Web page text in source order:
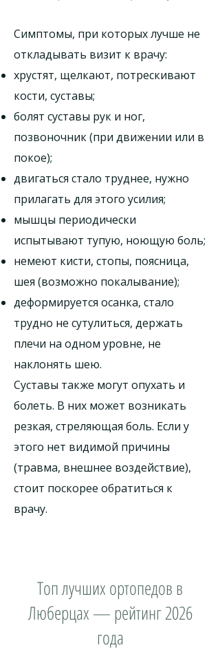
Симптомы, при которых лучше не
откладывать визит к врачу:
хрустят, щелкают, потрескивают
кости, суставы;
болят суставы рук и ног,
позвоночник (при движении или в
покое);
двигаться стало труднее, нужно
прилагать для этого усилия;
мышцы периодически
испытывают тупую, ноющую боль;
немеют кисти, стопы, поясница,
шея (возможно покалывание);
деформируется осанка, стало
трудно не сутулиться, держать
плечи на одном уровне, не
наклонять шею.
Суставы также могут опухать и
болеть. В них может возникать
резкая, стреляющая боль. Если у
этого нет видимой причины
(травма, внешнее воздействие),
стоит поскорее обратиться к
врачу.
Топ лучших ортопедов в
Люберцах — рейтинг 2026
года